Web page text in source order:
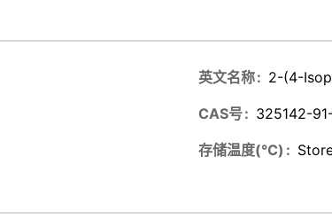
英文名称 2-(4-
CAS号 325142-
存储温度(℃)